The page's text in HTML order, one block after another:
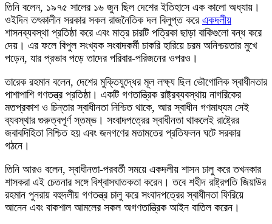
তিনি বলেন, ১৯৭৫ সালের ১৬ জুন ছিল দেশের ইতিহাসে এক কালো অধ্যায়।
ওইদিন তৎকালীন সরকার সকল রাজনৈতিক দল বিলুপ্ত করে একদলীয়
শাসনব্যবস্থা প্রতিষ্ঠা করে এবং মাত্র চারটি পত্রিকা ছাড়া বাকিগুলো বন্ধ করে
দেয়। এর ফলে বিপুল সংখ্যক সংবাদকর্মী চাকরি হারিয়ে চরম অনিশ্চয়তার মুখে
পড়েন, যার প্রভাব পড়ে তাদের পরিবার-পরিজনের ওপরও।
তারেক রহমান বলেন, দেশের মুক্তিযুদ্ধের মূল লক্ষ্য ছিল ভৌগোলিক স্বাধীনতার
পাশাপাশি গণতন্ত্র প্রতিষ্ঠা। একটি গণতান্ত্রিক রাষ্ট্রব্যবস্থায় নাগরিকের
মতপ্রকাশ ও চিন্তার স্বাধীনতা নিশ্চিত থাকে, আর স্বাধীন গণমাধ্যম সেই
ব্যবস্থার গুরুত্বপূর্ণ স্তম্ভ। সংবাদপত্রের স্বাধীনতা থাকলেই রাষ্ট্রের
জবাবদিহিতা নিশ্চিত হয় এবং জনগণের মতামতের প্রতিফলন ঘটে সরকার
গঠনে।
তিনি আরও বলেন, স্বাধীনতা-পরবর্তী সময়ে একদলীয় শাসন চালু করে তখনকার
শাসকরা এই চেতনার সঙ্গে বিশ্বাসঘাতকতা করেন। তবে শহীদ রাষ্ট্রপতি জিয়াউর
রহমান পুনরায় বহুদলীয় গণতন্ত্র চালু করে সংবাদপত্রের স্বাধীনতা ফিরিয়ে
আনেন এবং বাকশাল আমলের সকল অগণতান্ত্রিক আইন বাতিল করেন।